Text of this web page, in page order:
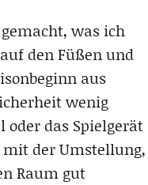
was ich
den Füßen und
aus
wenig
das Spielgerät
mit der Umstellung,
Raum gut